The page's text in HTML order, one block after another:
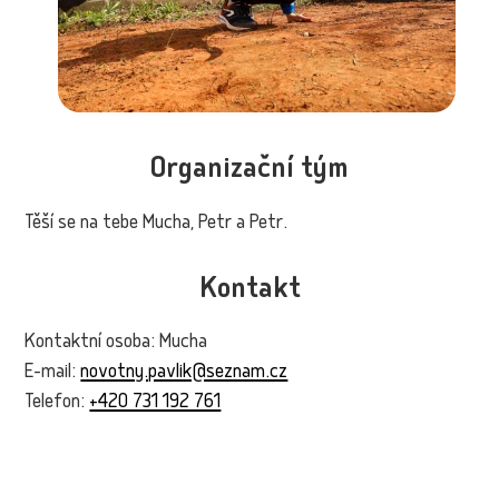
Organizační tým
Těší se na tebe Mucha, Petr a Petr.
Kontakt
Kontaktní osoba: Mucha
E-mail:novotny.pavlik@seznam.cz
Telefon:+420 731 192 761